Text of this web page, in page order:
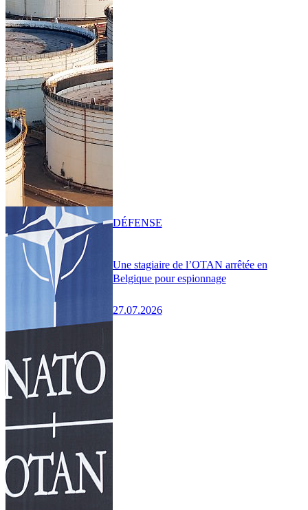
Une stagiaire de l’OTAN arrêtée en
Belgique pour espionnage
27.07.2026
DÉFENSE